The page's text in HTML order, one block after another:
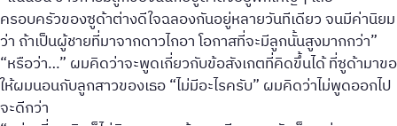
ครอบครัวของซูด้าต่างดีใจฉลองกันอยู่หลายวันทีเดียว จนมีค่านิยม
ว่า ถ้าเป็นผู้ชายที่มาจากดาวไกอา โอกาสที่จะมีลูกนั้นสูงมากกว่า”
“หรือว่า…” ผมคิดว่าจะพูดเกี่ยวกับข้อสังเกตที่คิดขึ้นได้ ที่ซูด้ามาขอ
ให้ผมนอนกับลูกสาวของเธอ “ไม่มีอะไรครับ” ผมคิดว่าไม่พูดออกไป
จะดีกว่า